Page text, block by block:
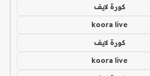
كورة لايف
koora live
كورة لايف
koora live